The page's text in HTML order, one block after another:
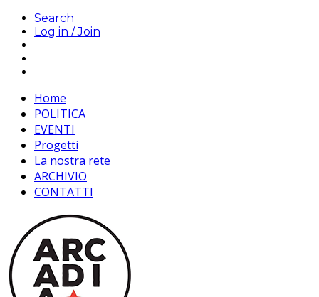
Search
Log in / Join
Home
POLITICA
EVENTI
Progetti
La nostra rete
ARCHIVIO
CONTATTI